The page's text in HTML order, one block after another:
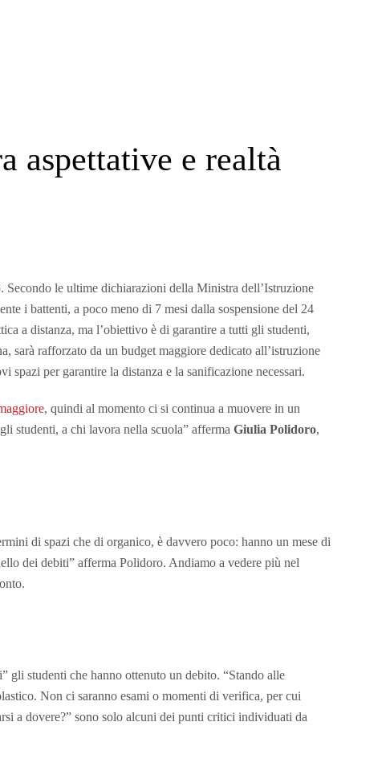
aspettative e realtà
Secondo le ultime dichiarazioni della Ministra dell’Istruzione
i battenti, a poco meno di 7 mesi dalla sospensione del 24
a distanza, ma l’obiettivo è di garantire a tutti gli studenti,
sarà rafforzato da un budget maggiore dedicato all’istruzione
per garantire la distanza e la sanificazione necessari.
, quindi al momento ci si continua a muovere in un
studenti, a chi lavora nella scuola” afferma Giulia Polidoro,
di spazi che di organico, è davvero poco: hanno un mese di
dei debiti” afferma Polidoro. Andiamo a vedere più nel
gli studenti che hanno ottenuto un debito. “Stando alle
Non ci saranno esami o momenti di verifica, per cui
a dovere?” sono solo alcuni dei punti critici individuati da